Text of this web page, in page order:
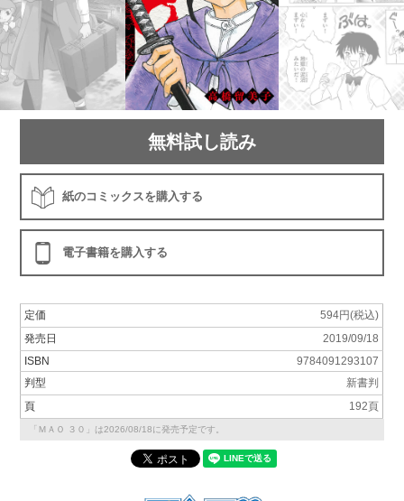
無料試し読み
紙のコミックスを購入する
電子書籍を購入する
定価
594円(税込)
発売日
2019/09/18
ISBN
9784091293107
判型
新書判
頁
192頁
「ＭＡＯ ３０」は2026/08/18に発売予定です。